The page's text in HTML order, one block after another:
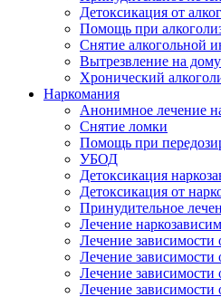
Детоксикация от
Помощь при
Снятие алкогольной
Вытрезвление на дому
Хронический
Наркомания
Анонимное лечение
Снятие ломки
Помощь при
УБОД
Детоксикация
Детоксикация от
Принудительное
Лечение
Лечение зависимости
Лечение зависимости
Лечение зависимости
Лечение зависимости